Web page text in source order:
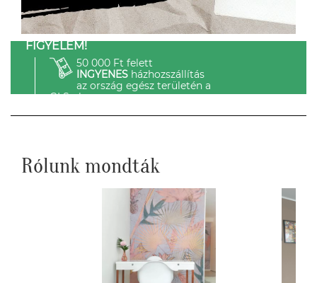
FIGYELEM!
50 000 Ft felett
INGYENESházhozszállítás
az ország egész területén a
GLS-el.
Rólunk mondták